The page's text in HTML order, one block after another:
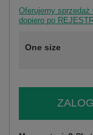
Oferujemy sprzedaż
dopiero po
One size